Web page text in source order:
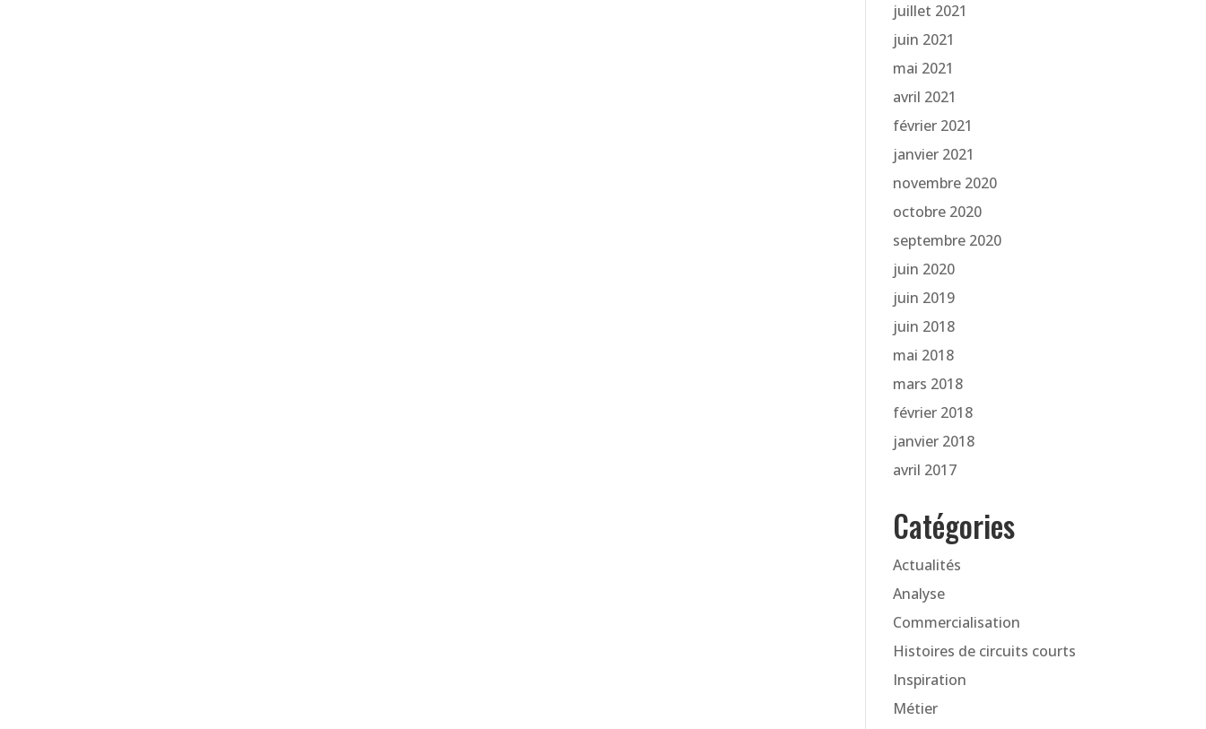
juillet 2021
juin 2021
mai 2021
avril 2021
février 2021
janvier 2021
novembre 2020
octobre 2020
septembre 2020
juin 2020
juin 2019
juin 2018
mai 2018
mars 2018
février 2018
janvier 2018
avril 2017
Catégories
Actualités
Analyse
Commercialisation
Histoires de circuits courts
Inspiration
Métier